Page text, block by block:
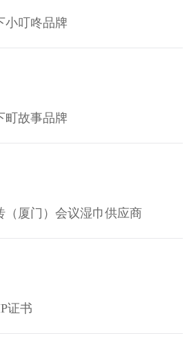
小叮咚品牌
町故事品牌
（厦门）会议湿巾供应商
证书